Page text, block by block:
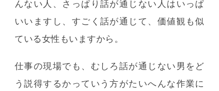
んない人、さっぱり話が通じない人はいっぱ
いいますし、すごく話が通じて、価値観も似
ている女性もいますから。
仕事の現場でも、むしろ話が通じない男をど
う説得するかっていう方がたいへんな作業に